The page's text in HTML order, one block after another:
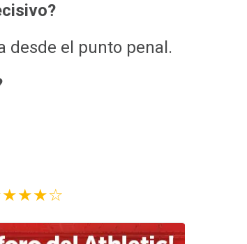
desde el punto penal.